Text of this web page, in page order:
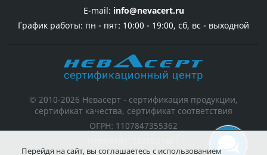
E-mail: info@nevacert.ru
График работы: пн - пят: 10:00 - 19:00, сб, вс - выходной
© 2010-2026 Невасерт - сертификация продукции,
сертификат качества, сертификат соответствия
ОГРН: 1107847355362
Перейдя на сайт, вы соглашаетесь с использованием